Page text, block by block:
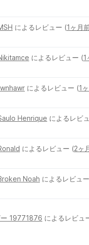
によるレビュー (1ヶ月
によるレビュー (1
によるレビュー (1
Henrique によるレビ
によるレビュー (2ヶ
Noah によるレビュ
19771876 によるレビュ